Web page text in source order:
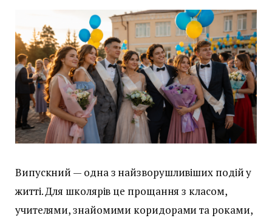
Випускний — одна з найзворушливіших подій у
житті. Для школярів це прощання з класом,
учителями, знайомими коридорами та роками,